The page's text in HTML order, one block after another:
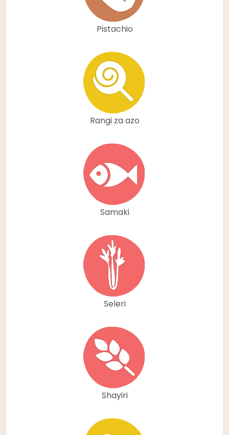
Pistachio
Rangi za azo
Samaki
Seleri
Shayiri